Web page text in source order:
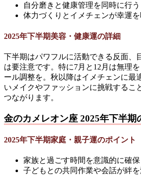
自分磨きと健康管理を同時に行う
体力づくりとイメチェンが幸運
2025年下半期美容・健康運の詳細
下半期はパワフルに活動できる反面、
は要注意です。特に7月と12月は無理
ール調整を。秋以降はイメチェンに最
いメイクやファッションに挑戦するこ
つながります。
金のカメレオン座 2025年下半期
2025年下半期家庭・親子運のポイント
家族と過ごす時間を意識的に確保
子どもとの共同作業や会話が絆を